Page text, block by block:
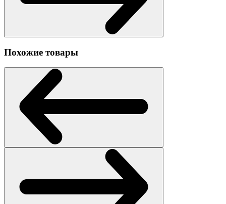
Похожие товары